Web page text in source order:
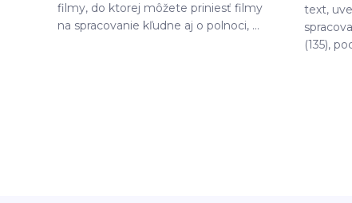
filmy, do ktorej môžete priniesť filmy
na spracovanie kľudne aj o polnoci, ...
text,
(135),